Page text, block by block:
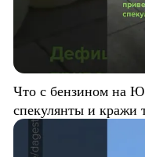
Что с бензином на
спекулянты и кражи